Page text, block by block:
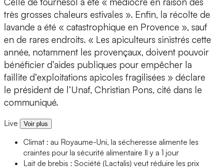
très grosses chaleurs estivales ». Enfin, la récolte de
lavande a été « catastrophique en Provence », sauf
en de rares endroits. « Les apiculteurs sinistrés cette
année, notamment les provençaux, doivent pouvoir
bénéficier d’aides publiques pour empêcher la
faillite d’exploitations apicoles fragilisées » déclare
le président de l’Unaf, Christian Pons, cité dans le
communiqué.
Live Voir plus
Climat : au Royaume-Uni, la sécheresse alimente les
craintes pour la sécurité alimentaire Il y a 1 jour
Lait de brebis : Société (Lactalis) veut réduire les prix